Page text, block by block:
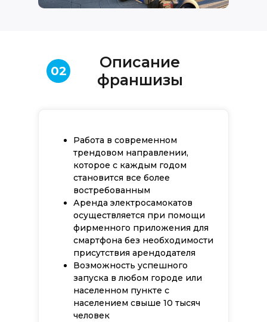
Описание
франшизы
02
Работа в современном
трендовом направлении,
которое с каждым годом
становится все более
востребованным
Аренда электросамокатов
осуществляется при помощи
фирменного приложения для
смартфона без необходимости
присутствия арендодателя
Возможность успешного
запуска в любом городе или
населенном пункте с
населением свыше 10 тысяч
человек